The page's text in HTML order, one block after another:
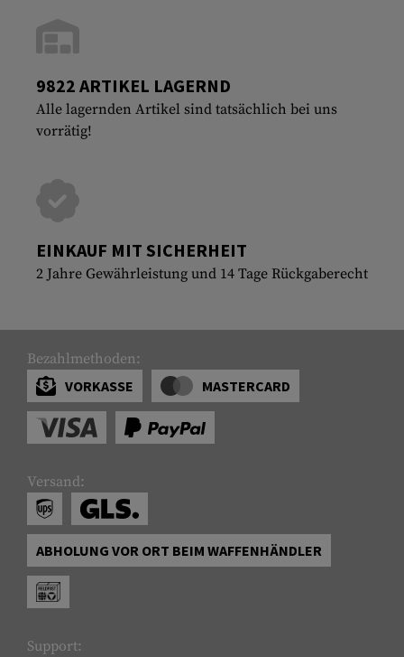
9822 ARTIKEL LAGERND
Alle lagernden Artikel sind tatsächlich bei uns
vorrätig!
EINKAUF MIT SICHERHEIT
2 Jahre Gewährleistung und 14 Tage Rückgaberecht
Bezahlmethoden:
VORKASSE
MASTERCARD
Versand:
ABHOLUNG VOR ORT BEIM WAFFENHÄNDLER
Support: